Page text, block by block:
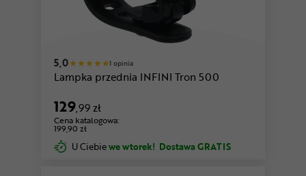
5,0 1 opinia
Lampka przednia INFINI Tron 500
129,99 zł
Cena katalogowa:
199,90 zł
U Ciebiewe wtorek! Dostawa GRATIS